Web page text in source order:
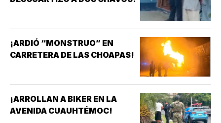
¡ARDIÓ “MONSTRUO” EN
CARRETERA DE LAS CHOAPAS!
¡ARROLLAN A BIKER EN LA
AVENIDA CUAUHTÉMOC!